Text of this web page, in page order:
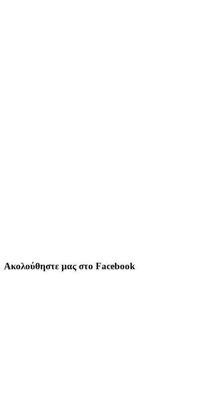
Ακολούθηστε μας στο Facebook